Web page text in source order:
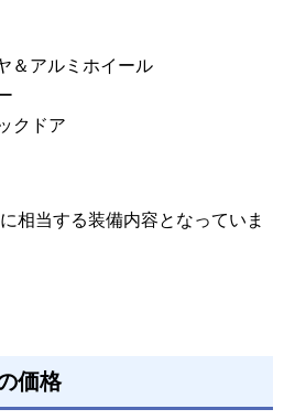
＆アルミホイール
クドア
相当する装備内容となっていま
価格